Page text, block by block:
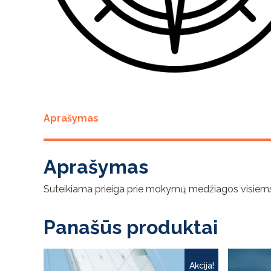
Aprašymas
Aprašymas
Suteikiama prieiga prie mokymų medžiagos
Panašūs produktai
Akcija!